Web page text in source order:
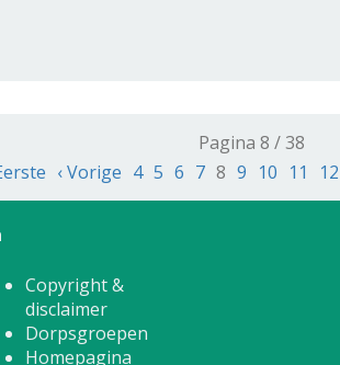
Pagina 8 / 38
‹ Vorige 4 5 6 7 8 9 10 11 12
Copyright &
disclaimer
Dorpsgroepen
Homepagina